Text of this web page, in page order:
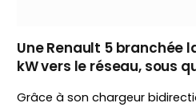
Une Renault 5 branchée
kW vers le réseau, sous
Grâce à son chargeur